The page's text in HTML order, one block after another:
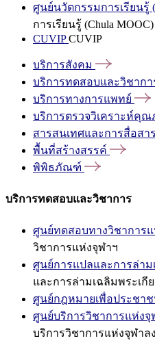
ศูนย์นวัตกรรมการเรียนรู้
การเรียนรู้ (Chula MOOC)
CUVIPCUVIP
บริการสังคม
บริการทดสอบและวิชากา
บริการทางการแพทย์
บริการตรวจวิเคราะห์คุณ
สารสนเทศและการสื่อสาร
พื้นที่สร้างสรรค์
พิพิธภัณฑ์
บริการทดสอบและวิชาการ
ศูนย์ทดสอบทางวิชาการแ
วิชาการแห่งจุฬาฯ
ศูนย์การแปลและการล่าม
และการล่ามเฉลิมพระเกี
ศูนย์กฎหมายเพื่อประชา
ศูนย์บริการวิชาการแห่ง
บริการวิชาการแห่งจุฬา